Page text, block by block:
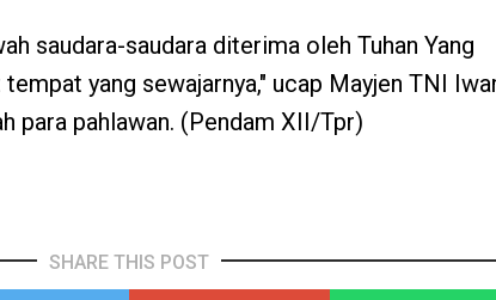
saudara-saudara diterima oleh Tuhan Yang
yang sewajarnya," ucap Mayjen TNI
para pahlawan. (Pendam XII/Tpr)
SHARE THIS POST